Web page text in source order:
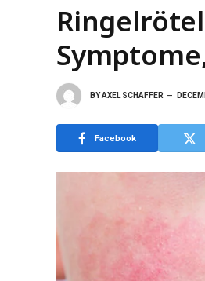
BYAXEL SCHAFFER
Facebook